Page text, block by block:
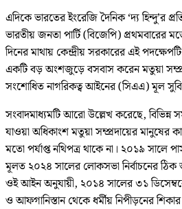
এদিকে ভারতের ইংরেজি দৈনিক ‘দ্য হিন্দু’র
ভারতীয় জনতা পার্টি (বিজেপি) প্রথমবারের
দিনের মাথায় কেন্দ্রীয় সরকারের এই
একটি বড় অংশজুড়ে বসবাস করেন মতুয়া
সংশোধিত নাগরিকত্ব আইনের (সিএএ) মূল
সংবাদমাধ্যমটি আরো উল্লেখ করেছে, বিভিন্ন
যাওয়া অধিকাংশ মতুয়া সম্প্রদায়ের মানুষের
মতো পর্যাপ্ত নথিপত্র থাকে না। ২০১৯ সালে
মূলত ২০২৪ সালের লোকসভা নির্বাচনের
ওই আইন অনুযায়ী, ২০১৪ সালের ৩১
ও আফগানিস্তান থেকে ধর্মীয় নিপীড়নের